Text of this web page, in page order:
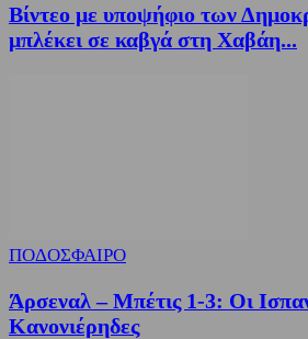
Βίντεο με υποψήφιο των
μπλέκει σε καβγά στη Χαβάη...
ΠΟΔΟΣΦΑΙΡΟ
Άρσεναλ – Μπέτις 1-3: Οι
Κανονιέρηδες